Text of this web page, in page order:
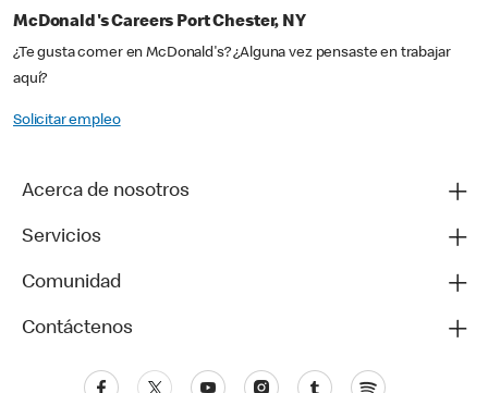
McDonald's Careers Port Chester, NY
¿Te gusta comer en McDonald's? ¿Alguna vez pensaste en trabajar
aquí?
Solicitar empleo
Acerca de nosotros
Servicios
Comunidad
Contáctenos